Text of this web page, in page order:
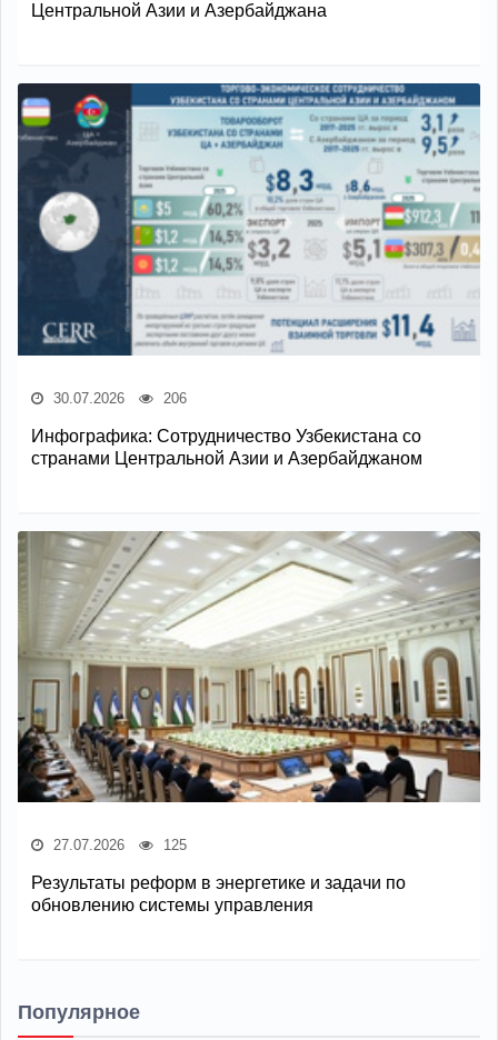
Центральной Азии и Азербайджана
30.07.2026 206
Инфографика: Сотрудничество Узбекистана со
странами Центральной Азии и Азербайджаном
27.07.2026 125
Результаты реформ в энергетике и задачи по
обновлению системы управления
Популярное